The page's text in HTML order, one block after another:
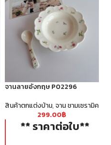
จานลายอังกฤษ P02296
สินค้าตกแต่งบ้าน,จาน ชามเซรามิค
299.00฿
** ราคาต่อใบ**